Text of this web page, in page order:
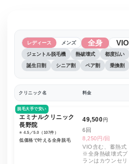
レディース メンズ 全身 VIO
ジェントル脱毛機 熱破壊式 都度払い
誕生日割 シニア割 ペア割 乗換割
クリニック名 料金
脱毛大手で安い
エミナルクリニック
長野院
⭐️ 4.5／5.0（107件）
低価格で叶える全身脱毛
49,500円
6回
8,250円/回
VIO含む、蓄熱式
※全身熱破壊式プ
ランはカウンセリ